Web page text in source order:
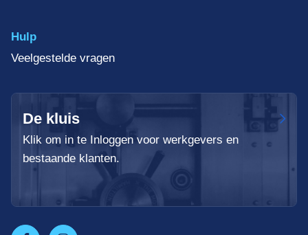
Hulp
Veelgestelde vragen
De kluis
Klik om in te Inloggen voor werkgevers en
bestaande klanten.